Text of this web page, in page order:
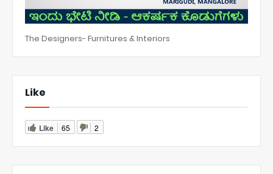
The Designers- Furnitures & Interiors
Like
Like 65 2